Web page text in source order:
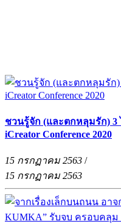
ชวนรู้จัก (และตกหลุมรัก) 3
iCreator Conference 2020
15 กรกฏาคม 2563 /
15 กรกฏาคม 2563